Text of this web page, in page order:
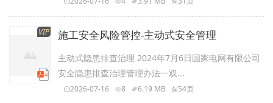
VIP 施工安全风险管控-主动式安全管理
主动式隐患排查治理 2024年7月6日国家电网有限公司
安全隐患排查治理管理办法一双...
2026-07-16 8 6.19 MB 54页